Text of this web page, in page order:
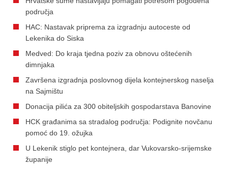
područja
HAC: Nastavak priprema za izgradnju autoceste od
Lekenika do Siska
Medved: Do kraja tjedna poziv za obnovu oštećenih
dimnjaka
Završena izgradnja poslovnog dijela kontejnerskog naselja
na Sajmištu
Donacija pilića za 300 obiteljskih gospodarstava Banovine
HCK građanima sa stradalog područja: Podignite novčanu
pomoć do 19. ožujka
U Lekenik stiglo pet kontejnera, dar Vukovarsko-srijemske
županije